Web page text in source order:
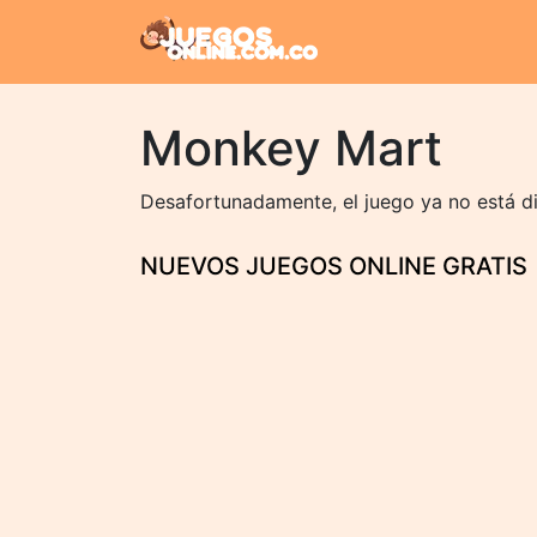
Monkey Mart
Desafortunadamente, el juego ya no está
NUEVOS JUEGOS ONLINE GRATIS